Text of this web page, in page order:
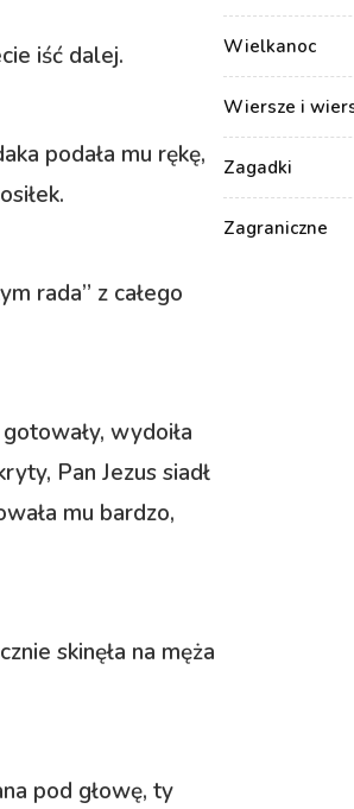
iść dalej.
podała mu rękę,
rada” z całego
wydoiła
Pan Jezus siadł
mu bardzo,
skinęła na męża
pod głowę, ty
Wielkanoc
Wiersze i
Zagadki
Zagraniczne